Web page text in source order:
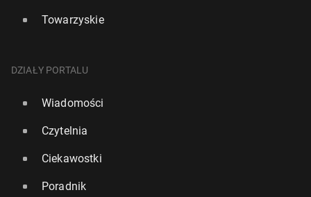
Towarzyskie
DZIAŁY PORTALU
Wiadomości
Czytelnia
Ciekawostki
Poradnik